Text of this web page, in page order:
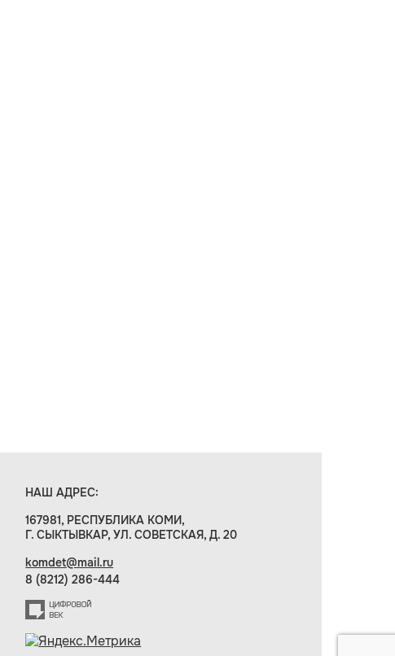
НАШ АДРЕС:
167981, РЕСПУБЛИКА КОМИ,
Г. СЫКТЫВКАР, УЛ. СОВЕТСКАЯ, Д. 20
komdet@mail.ru
8 (8212) 286-444